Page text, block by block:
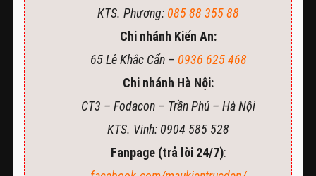
KTS. Phương: 085 88 355 88
Chi nhánh Kiến An:
65 Lê Khắc Cẩn – 0936 625 468
Chi nhánh Hà Nội:
CT3 – Fodacon – Trần Phú – Hà Nội
KTS. Vinh: 0904 585 528
Fanpage (trả lời 24/7):